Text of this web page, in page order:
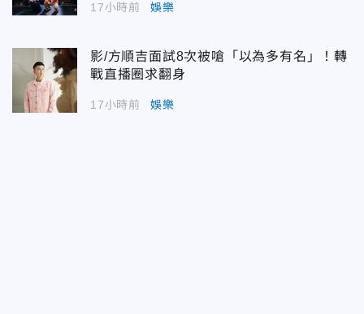
17小時前 娛樂
影/方順吉面試8次被嗆「以為多有名」！轉
戰直播圈求翻身
17小時前 娛樂